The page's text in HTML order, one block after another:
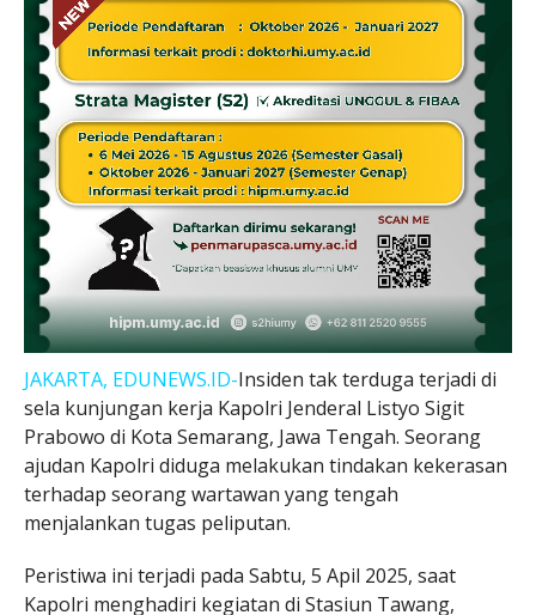
JAKARTA, EDUNEWS.ID-Insiden tak terduga terjadi di
sela kunjungan kerja Kapolri Jenderal Listyo Sigit
Prabowo di Kota Semarang, Jawa Tengah. Seorang
ajudan Kapolri diduga melakukan tindakan kekerasan
terhadap seorang wartawan yang tengah
menjalankan tugas peliputan.
Peristiwa ini terjadi pada Sabtu, 5 Apil 2025, saat
Kapolri menghadiri kegiatan di Stasiun Tawang,